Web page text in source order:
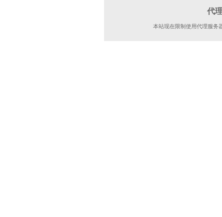
代
本站现在限制使用代理服务